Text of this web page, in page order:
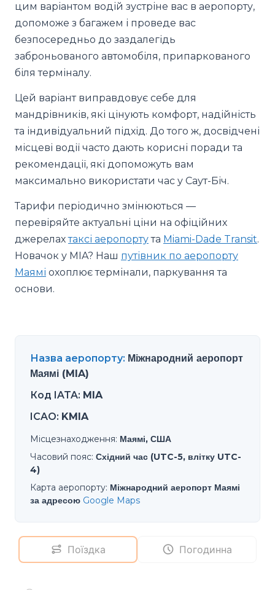
цим варіантом водій зустріне вас в аеропорту,
допоможе з багажем і проведе вас
безпосередньо до заздалегідь
заброньованого автомобіля, припаркованого
біля терміналу.
Цей варіант виправдовує себе для
мандрівників, які цінують комфорт, надійність
та індивідуальний підхід. До того ж, досвідчені
місцеві водії часто дають корисні поради та
рекомендації, які допоможуть вам
максимально використати час у Саут-Біч.
Тарифи періодично змінюються —
перевіряйте актуальні ціни на офіційних
джерелахтаксі аеропортута Miami-Dade Transit.
Новачок у MIA? Наш путівник по аеропорту
Маямі охоплює термінали, паркування та
основи.
Назва аеропорту: Міжнародний аеропорт
Маямі (MIA)
Код IATA: MIA
ICAO: KMIA
Місцезнаходження: Маямі, США
Часовий пояс: Східний час (UTC-5, влітку UTC-
4)
Карта аеропорту: Міжнародний аеропорт Маямі
за адресою Google Maps